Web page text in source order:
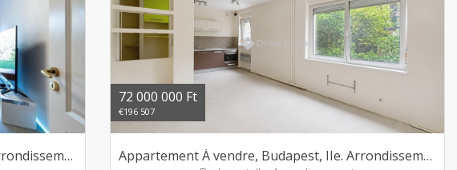
Appartement Á vendre, Budapest, IIe. Arrondissement
72 000 000 Ft
€196 507
Appartement Á vendre, Budapest, IIe. Arrondissement